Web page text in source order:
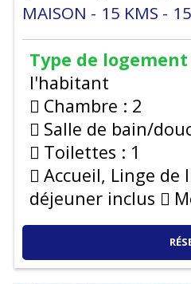
MAISON 15 KMS 15
Type de logement
l'habitant
Chambre : 2
Salle de bain/
Toilettes : 1
Accueil, Linge
déjeuner inclus